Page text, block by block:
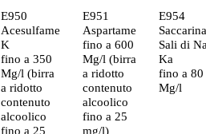
E950
Acesulfame
K
fino a 350
Mg/l (birra
a ridotto
contenuto
alcoolico
fino a 25
E951
Aspartame
fino a 600
Mg/l (birra
a ridotto
contenuto
alcoolico
fino a 25
mg/l)
E954
Sali di
Ka
fino a 80
Mg/l